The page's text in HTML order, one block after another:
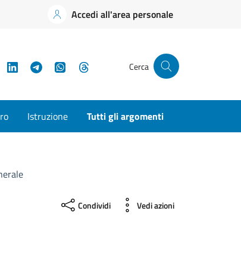
Accedi all'area personale
InstagramLinkedInTelegramWhatsApp Cerca
Istruzione Tutti gli argomenti
Condividi Vedi azioni